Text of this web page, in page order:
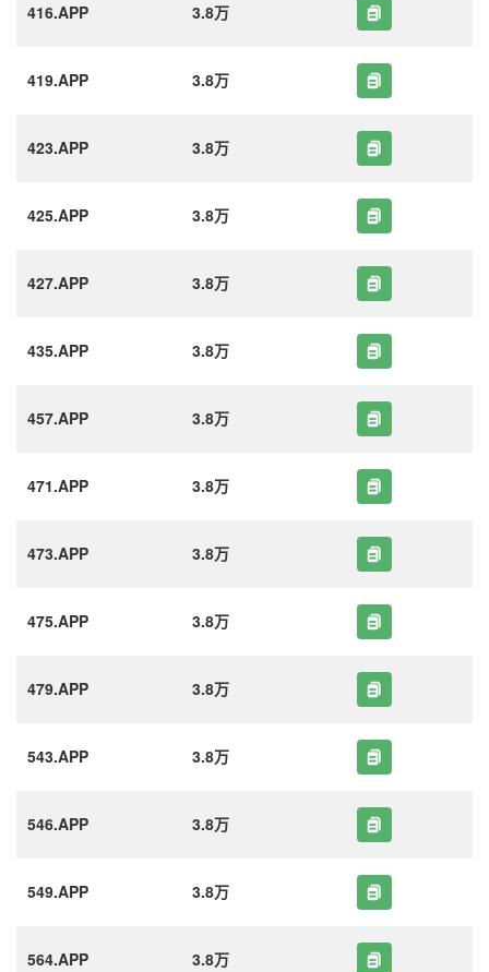
416.APP 3.8万
419.APP 3.8万
423.APP 3.8万
425.APP 3.8万
427.APP 3.8万
435.APP 3.8万
457.APP 3.8万
471.APP 3.8万
473.APP 3.8万
475.APP 3.8万
479.APP 3.8万
543.APP 3.8万
546.APP 3.8万
549.APP 3.8万
564.APP 3.8万